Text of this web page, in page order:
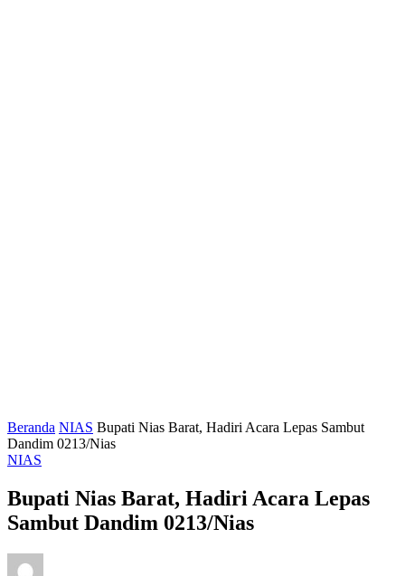
Beranda NIAS Bupati Nias Barat, Hadiri Acara Lepas Sambut
Dandim 0213/Nias
NIAS
Bupati Nias Barat, Hadiri Acara Lepas
Sambut Dandim 0213/Nias